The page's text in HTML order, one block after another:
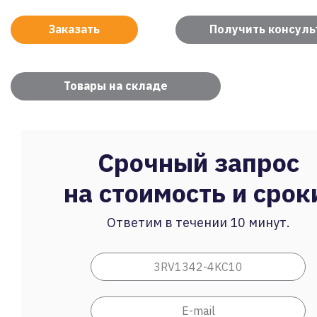
Заказать Получить
Товары на складе
Срочный запрос
на стоимость и
Ответим в течении 10 минут.